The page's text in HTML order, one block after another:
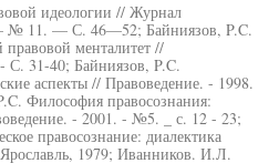
идеологии // Журнал
№ 11. — С. 46—52; Байниязов, P.C.
менталитет //
31-40; Байниязов, P.C.
аспекты // Правоведение. - 1998.
Философия правосознания:
- 2001. - №5. _ с. 12 - 23;
правосознание: диалектика
1979; Иванников. И.Л.